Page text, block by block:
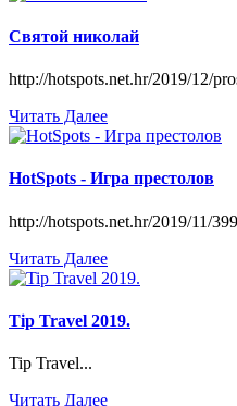
Святой николай
http://hotspots.net.hr/2019/12/
Читать Далее
HotSpots - Игра престолов
http://hotspots.net.hr/2019/11/
Читать Далее
Tip Travel 2019.
Tip Travel...
Читать Далее